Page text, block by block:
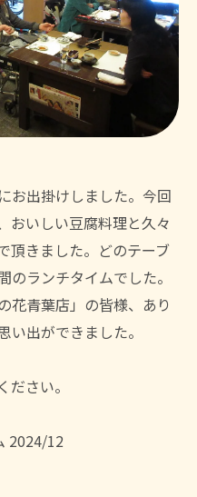
お出掛けしました。今回
おいしい豆腐料理と久々
頂きました。どのテーブ
ランチタイムでした。
花青葉店」の皆様、あり
出ができました。
ださい。
2024/12